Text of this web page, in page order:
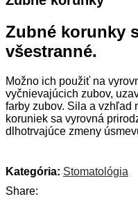
Zubné korunky
všestranné.
Možno ich použiť na
vyčnievajúcich zubov,
farby zubov. Sila a vzhľad
koruniek sa vyrovná
dlhotrvajúce zmeny
Kategória: Stomatológia
Share: